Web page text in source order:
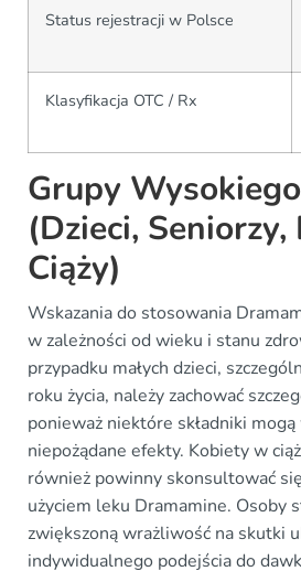
Status rejestracji w Polsce
Klasyfikacja OTC / Rx
Grupy
(Dzieci,
Ciąży)
Wskazania do stosowania
w zależności od wieku i stanu
przypadku małych dzieci,
roku życia, należy zachować
ponieważ niektóre składniki mogą
niepożądane efekty. Kobiety w
również powinny skonsultować
użyciem leku Dramamine. Osoby
zwiększoną wrażliwość na skutki
indywidualnego podejścia do